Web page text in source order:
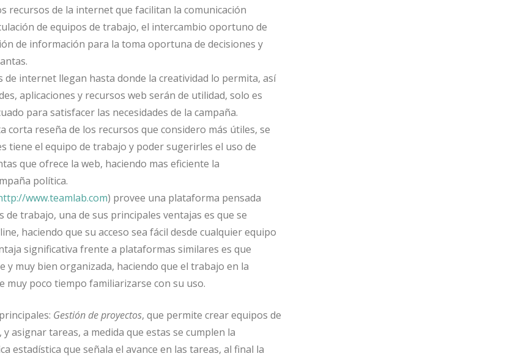
recursos de la internet que facilitan la comunicación
de equipos de trabajo, el intercambio oportuno de
de información para la toma oportuna de decisiones y
de internet llegan hasta donde la creatividad lo permita, así
aplicaciones y recursos web serán de utilidad, solo es
para satisfacer las necesidades de la campaña.
corta reseña de los recursos que considero más útiles, se
tiene el equipo de trabajo y poder sugerirles el uso de
que ofrece la web, haciendo mas eficiente la
política.
www.teamlab.com) provee una plataforma pensada
de trabajo, una de sus principales ventajas es que se
haciendo que su acceso sea fácil desde cualquier equipo
significativa frente a plataformas similares es que
y muy bien organizada, haciendo que el trabajo en la
muy poco tiempo familiarizarse con su uso.
Gestiónde proyectos, que permite crear equipos de
asignar tareas, a medida que estas se cumplen la
estadística que señala el avance en las tareas, al final la